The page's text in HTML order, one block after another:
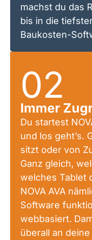
machst du das
bis in die
Baukosten-
02
Immer
Du startest
und los geht’s.
sitzt oder von
Ganz gleich,
welches Tablet
NOVA AVA
Software
webbasiert.
überall an